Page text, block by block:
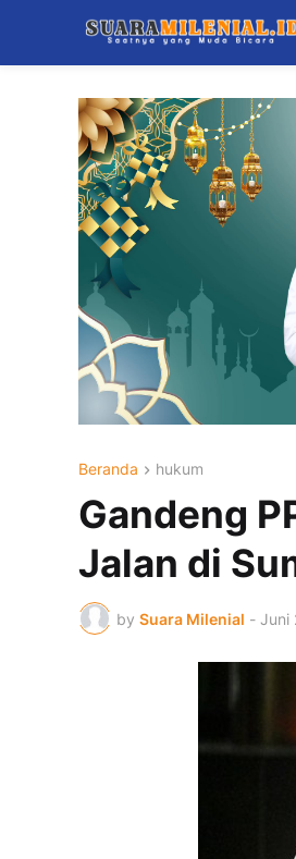
Beranda hukum
Gandeng
Jalan di
by Suara Milenial - Juni